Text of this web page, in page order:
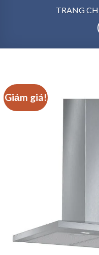
TRANG
Giảm giá!